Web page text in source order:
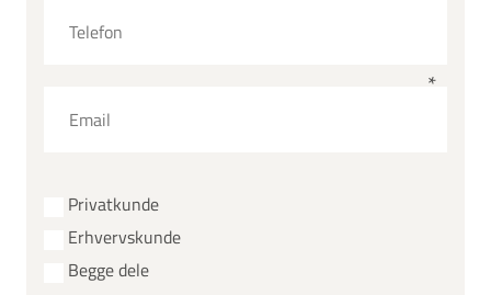
Privatkunde
Erhvervskunde
Begge dele